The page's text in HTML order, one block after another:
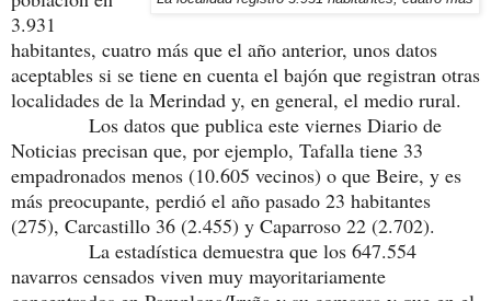
3.931
habitantes, cuatro más que el año anterior, unos datos
aceptables si se tiene en cuenta el bajón que registran otras
localidades de la Merindad y, en general, el medio rural.
Los datos que publica este viernes Diario de
Noticias precisan que, por ejemplo, Tafalla tiene 33
empadronados menos (10.605 vecinos) o que Beire, y es
más preocupante, perdió el año pasado 23 habitantes
(275), Carcastillo 36 (2.455) y Caparroso 22 (2.702).
La estadística demuestra que los 647.554
navarros censados viven muy mayoritariamente